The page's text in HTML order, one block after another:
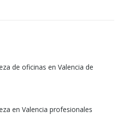
de oficinas en Valencia de
en Valencia profesionales